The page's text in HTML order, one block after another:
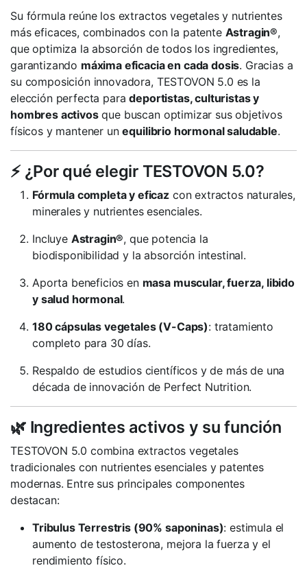
Su fórmula reúne los extractos vegetales y nutrientes
más eficaces, combinados con la patente Astragin®,
que optimiza la absorción de todos los ingredientes,
garantizando máxima eficacia en cada dosis. Gracias a
su composición innovadora, TESTOVON 5.0 es la
elección perfecta paradeportistas, culturistas y
hombres activosque buscan optimizar sus objetivos
físicos y mantener unequilibrio hormonal saludable.
⚡ ¿Por qué elegir TESTOVON 5.0?
Fórmula completa y eficaz con extractos naturales,
minerales y nutrientes esenciales.
Incluye Astragin®, que potencia la
biodisponibilidad y la absorción intestinal.
Aporta beneficios en masa muscular, fuerza, libido
y salud hormonal.
180 cápsulas vegetales (V-Caps): tratamiento
completo para 30 días.
Respaldo de estudios científicos y de más de una
década de innovación de Perfect Nutrition.
🌿 Ingredientes activos y su función
TESTOVON 5.0 combina extractos vegetales
tradicionales con nutrientes esenciales y patentes
modernas. Entre sus principales componentes
destacan:
Tribulus Terrestris (90% saponinas): estimula el
aumento de testosterona, mejora la fuerza y el
rendimiento físico.